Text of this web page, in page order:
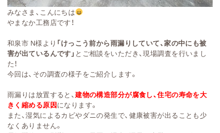
みなさま、こんにちは
やまなか工務店です！
和泉市 N様より 「けっこう前から雨漏りしていて、家の中にも被
害が出ているんです」 とご相談をいただき、現場調査を行いまし
た！
今回は、その調査の様子をご紹介します。
雨漏りは放置すると、建物の構造部分が腐食し、住宅の寿命を大
きく縮める原因になります。
また、湿気によるカビやダニの発生で、健康被害が出ることも少
なくありません。